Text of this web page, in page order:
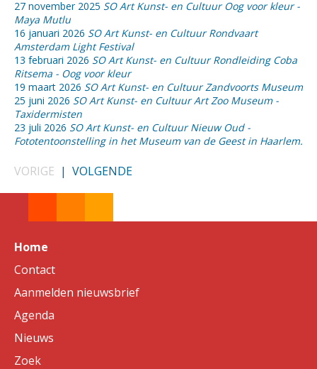
27 november 2025 SO Art Kunst- en Cultuur Oog voor kleur -
Maya Mutlu
16 januari 2026 SO Art Kunst- en Cultuur Rondvaart
Amsterdam Light Festival
13 februari 2026 SO Art Kunst- en Cultuur Rondleiding Coba
Ritsema - Oog voor kleur
19 maart 2026 SO Art Kunst- en Cultuur Zandvoorts Museum
25 juni 2026 SO Art Kunst- en Cultuur Art Zoo Museum -
Taxidermisten
23 juli 2026 SO Art Kunst- en Cultuur Nieuw Oud -
Fototentoonstelling in het Museum van de Geest in Haarlem.
VORIGE | VOLGENDE
Home
Contact
Aanmelden nieuwsbrief
Agenda
Nieuws
Zoek